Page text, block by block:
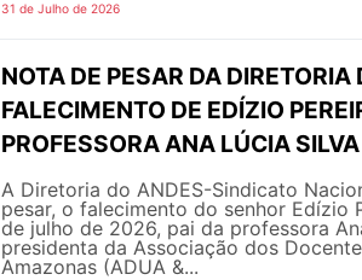
31 de Julho de 2026
NOTA DE PESAR DA
FALECIMENTO DE EDÍZIO
PROFESSORA ANA LÚCIA
A Diretoria do ANDES-Sindicato
pesar, o falecimento do senhor Edízio
de julho de 2026, pai da professora
presidenta da Associação dos
Amazonas (ADUA &...